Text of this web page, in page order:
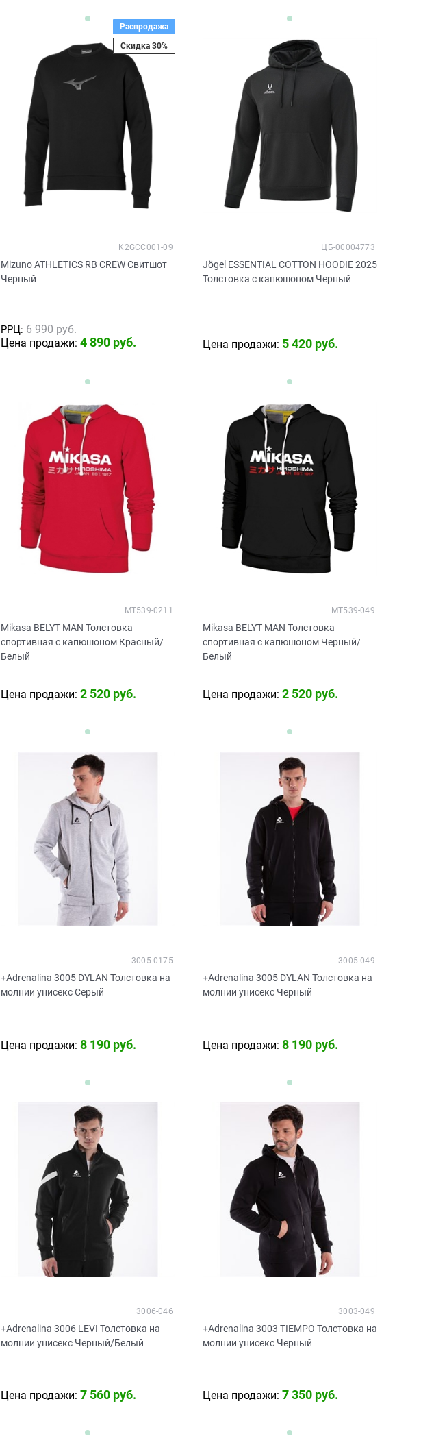
Mizuno ATHLETICS RB CREW Свитшот
Черный
K2GCC001-09
РРЦ: 6 990 руб.
Цена продажи: 4 890 руб.
Распродажа
Скидка 30%
Jögel ESSENTIAL COTTON HOODIE 2025
Толстовка с капюшоном Черный
ЦБ-00004773
Цена продажи: 5 420 руб.
Mikasa BELYT MAN Толстовка
спортивная с капюшоном Красный/
Белый
MT539-0211
Цена продажи: 2 520 руб.
Mikasa BELYT MAN Толстовка
спортивная с капюшоном Черный/
Белый
MT539-049
Цена продажи: 2 520 руб.
+Adrenalina 3005 DYLAN Толстовка на
молнии унисекс Серый
3005-0175
Цена продажи: 8 190 руб.
+Adrenalina 3005 DYLAN Толстовка на
молнии унисекс Черный
3005-049
Цена продажи: 8 190 руб.
+Adrenalina 3006 LEVI Толстовка на
молнии унисекс Черный/Белый
3006-046
Цена продажи: 7 560 руб.
+Adrenalina 3003 TIEMPO Толстовка на
молнии унисекс Черный
3003-049
Цена продажи: 7 350 руб.